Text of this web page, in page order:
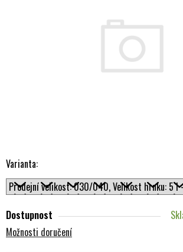
Varianta:
Dostupnost
Možnosti doručení